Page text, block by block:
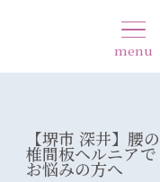
menu
【堺市 深井】腰の
椎間板ヘルニアで
お悩みの方へ